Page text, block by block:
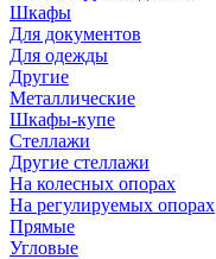
Шкафы
Для документов
Для одежды
Другие
Металлические
Шкафы-купе
Стеллажи
Другие стеллажи
На колесных опорах
На регулируемых опорах
Прямые
Угловые